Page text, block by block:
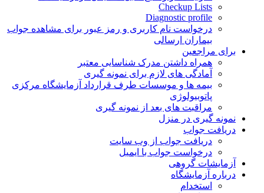
Checkup Lists
Diagnostic profile
درخواست نام کاربری و رمز عبور برای مشاهده جواب
بیماران ارسالی
برای مراجعین
همراه داشتن مدرک شناسایی معتبر
آمادگی های لازم برای نمونه گیری
بیمه ها و موسسات طرف قرارداد آزمایشگاه مرکزی
پاتوبیولوژی
مراقبت های بعد از نمونه گیری
نمونه گیری در منزل
دریافت جواب
دریافت جواب از وب سایت
درخواست جواب با ایمیل
آزمایشات گروهی
درباره آزمایشگاه
استخدام